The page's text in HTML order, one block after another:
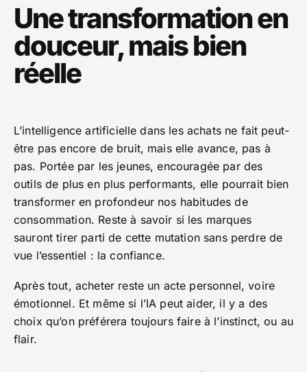
Une transformation en
douceur, mais bien
réelle
L’intelligence artificielle dans les achats ne fait peut-
être pas encore de bruit, mais elle avance, pas à
pas. Portée par les jeunes, encouragée par des
outils de plus en plus performants, elle pourrait bien
transformer en profondeur nos habitudes de
consommation. Reste à savoir si les marques
sauront tirer parti de cette mutation sans perdre de
vue l’essentiel : la confiance.
Après tout, acheter reste un acte personnel, voire
émotionnel. Et même si l’IA peut aider, il y a des
choix qu’on préférera toujours faire à l’instinct, ou au
flair.